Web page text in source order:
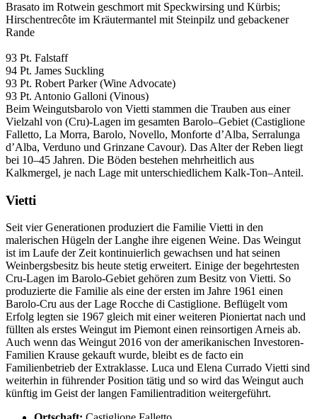
Brasato im Rotwein geschmort mit Speckwirsing und Kürbis;
Hirschentrecôte im Kräutermantel mit Steinpilz und gebackener
Rande
93 Pt. Falstaff
94 Pt. James Suckling
93 Pt. Robert Parker (Wine Advocate)
93 Pt. Antonio Galloni (Vinous)
Beim Weingutsbarolo von Vietti stammen die Trauben aus einer
Vielzahl von (Cru)-Lagen im gesamten Barolo–Gebiet (Castiglione
Falletto, La Morra, Barolo, Novello, Monforte d’Alba, Serralunga
d’Alba, Verduno und Grinzane Cavour). Das Alter der Reben liegt
bei 10–45 Jahren. Die Böden bestehen mehrheitlich aus
Kalkmergel, je nach Lage mit unterschiedlichem Kalk-Ton–Anteil.
Vietti
Seit vier Generationen produziert die Familie Vietti in den
malerischen Hügeln der Langhe ihre eigenen Weine. Das Weingut
ist im Laufe der Zeit kontinuierlich gewachsen und hat seinen
Weinbergsbesitz bis heute stetig erweitert. Einige der begehrtesten
Cru-Lagen im Barolo-Gebiet gehören zum Besitz von Vietti. So
produzierte die Familie als eine der ersten im Jahre 1961 einen
Barolo-Cru aus der Lage Rocche di Castiglione. Beflügelt vom
Erfolg legten sie 1967 gleich mit einer weiteren Pioniertat nach und
füllten als erstes Weingut im Piemont einen reinsortigen Arneis ab.
Auch wenn das Weingut 2016 von der amerikanischen Investoren-
Familien Krause gekauft wurde, bleibt es de facto ein
Familienbetrieb der Extraklasse. Luca und Elena Currado Vietti sind
weiterhin in führender Position tätig und so wird das Weingut auch
künftig im Geist der langen Familientradition weitergeführt.